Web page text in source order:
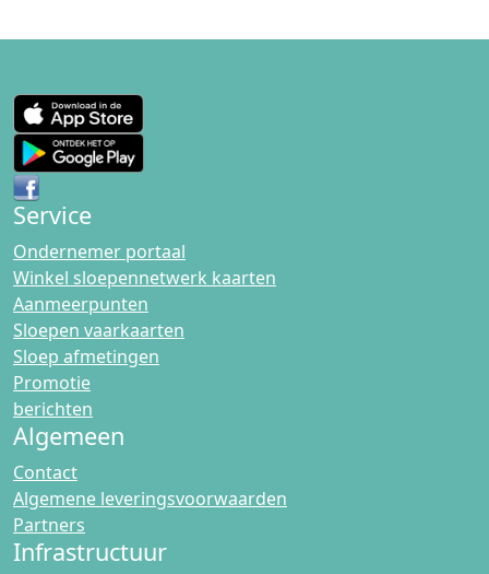
Service
Ondernemer portaal
Winkel sloepennetwerk kaarten
Aanmeerpunten
Sloepen vaarkaarten
Sloep afmetingen
Promotie
berichten
Algemeen
Contact
Algemene leveringsvoorwaarden
Partners
Infrastructuur